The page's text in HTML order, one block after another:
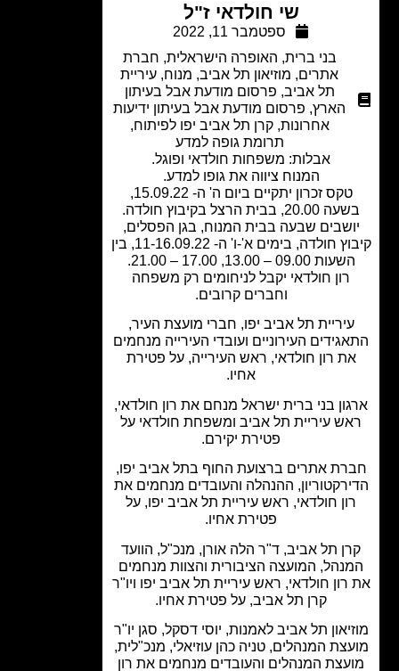
שי חולדאי ז"ל
ספטמבר 11, 2022
בני ברית,האופרה הישראלית,חברת
,מוזיאון תל אביב,מנוח,עיריית
תל אביב,פרסום מודעת אבל בעיתון
הארץ,
פרסום מודעת אבל בעיתון ידיעות
אחרונות,קרן תל אביב יפו לפיתוח ,
תרומת גופה למדע
אבלות: משפחות חולדאי ופוגל.
המנוח ציווה את גופו למדע.
טקס זכרון יתקיים ביום ה' ה- 15.09.22,
שבעה בבית המנוח, בגן הפסלים,
קיבוץ חולדה, בימים א'-ו' ה- 11-16.09.22, בין
רון חולדאי יקבל לניחומים רק משפחה
וחברים קרובים.
תל אביב יפו, חברי מועצת העיר,
העירוניים ועובדי העירייה מנחמים
רון חולדאי, ראש העירייה, על פטירת
בני ברית ישראל מנחם את רון חולדאי,
עיריית תל אביב ומשפחת חולדאי על
פטירת יקירם.
אתרים ברצועת החוף בתל אביב יפו,
ההנהלה והעובדים מנחמים את
חולדאי, ראש עיריית תל אביב יפו, על
פטירת אחיו.
תל אביב, ד"ר הלה אורן, מנכ"ל, הוועד
המועצה הציבורית והצוות מנחמים
חולדאי, ראש עיריית תל אביב יפו ויו"ר
קרן תל אביב, על פטירת אחיו.
תל אביב לאמנות, יוסי דסקל, סגן יו"ר
המנהלים, טניה כהן עוזיאלי, מנכ"לית,
המנהלים והעובדים מנחמים את רון